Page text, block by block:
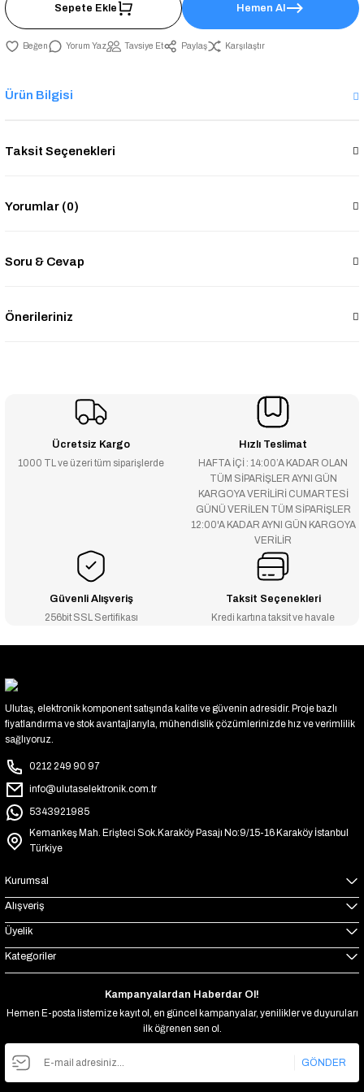
Sepete Ekle Hemen Al
Yorum Yaz Tavsiye Et Paylaş Karşılaştır
Ürün Bilgisi
Taksit Seçenekleri
Yorumlar (0)
Soru & Cevap
Önerileriniz
Ücretsiz Kargo
1000 TL ve üzeri tüm siparişlerde
Hızlı Teslimat
HAFTA İÇİ : 14:00’A KADAR OLAN
TÜM SİPARİŞLER AYNI GÜN
KARGOYA VERİLİRİ CUMARTESİ
GÜNÜ VERİLEN TÜM SİPARİŞLER
12:00'A KADAR AYNI GÜN KARGOYA
VERİLİR
Güvenli Alışveriş
256bit SSL Sertifikası
Taksit Seçenekleri
Kredi kartına taksit ve havale
Ulutaş, elektronik komponent satışında kalite ve güvenin adresidir. Proje bazlı
fiyatlandırma ve stok avantajlarıyla, mühendislik çözümlerinizde hız ve verimlilik
sağlıyoruz.
0212 249 90 97
info@ulutaselektronik.com.tr
5343921985
Kemankeş Mah. Erişteci Sok.Karaköy Pasajı No:9/15-16 Karaköy İstanbul
Türkiye
Kurumsal
Alışveriş
Üyelik
Kategoriler
Kampanyalardan Haberdar Ol!
Hemen E-posta listemize kayıt ol, en güncel kampanyalar, yenilikler ve duyuruları
ilk öğrenen sen ol.
GÖNDER